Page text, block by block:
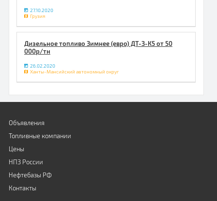
27.10.2020
Грузия
Дизельное топливо Зимнее (евро) ДТ-З-К5 от 50
000р/тн
26.02.2020
Ханты-Мансийский автономный округ
Объявления
Топливные компании
Цены
НПЗ России
Нефтебазы РФ
Контакты